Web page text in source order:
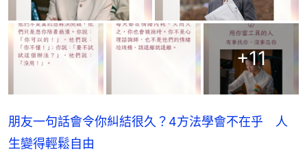
+11
朋友一句話會令你糾結很久？4方法學會不在乎 人
生變得輕鬆自由